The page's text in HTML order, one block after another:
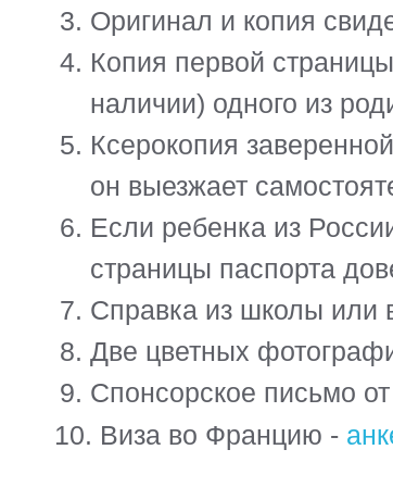
10. Виза во Францию -анкета.